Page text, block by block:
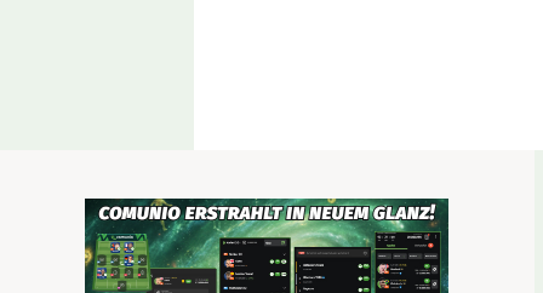
28 Punkte holte Karaman in den letzten drei
seit dem 9. Spieltag verletzt ausgefallen. Seit
auf mehr kamen in diesem Zeitraum nur Bayerns